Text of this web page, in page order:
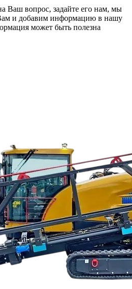
Ваш вопрос, задайте его нам, мы
и добавим информацию в нашу
может быть полезна